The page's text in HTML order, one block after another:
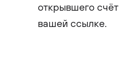
открывшего
вашей ссылке.